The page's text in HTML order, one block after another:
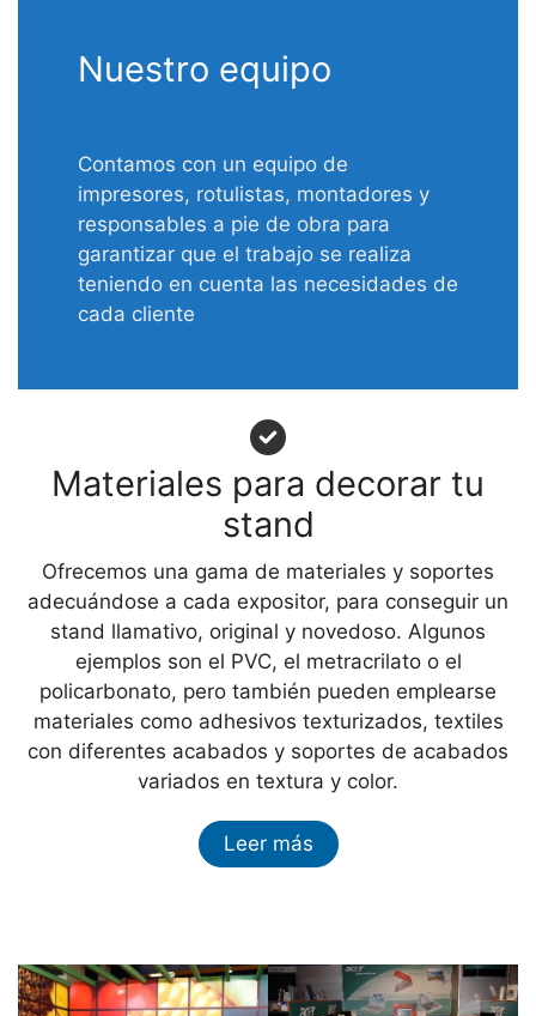
Nuestro equipo
Contamos con un equipo de
impresores, rotulistas, montadores y
responsables a pie de obra para
garantizar que el trabajo se realiza
teniendo en cuenta las necesidades de
cada cliente
Materiales para decorar tu
stand
Ofrecemos una gama de materiales y soportes
adecuándose a cada expositor, para conseguir un
stand llamativo, original y novedoso. Algunos
ejemplos son el PVC, el metracrilato o el
policarbonato, pero también pueden emplearse
materiales como adhesivos texturizados, textiles
con diferentes acabados y soportes de acabados
variados en textura y color.
Leer más